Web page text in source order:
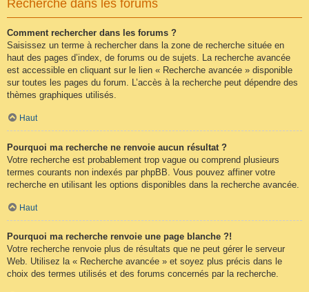
Recherche dans les forums
Comment rechercher dans les forums ?
Saisissez un terme à rechercher dans la zone de recherche située en
haut des pages d’index, de forums ou de sujets. La recherche avancée
est accessible en cliquant sur le lien « Recherche avancée » disponible
sur toutes les pages du forum. L’accès à la recherche peut dépendre des
thèmes graphiques utilisés.
Haut
Pourquoi ma recherche ne renvoie aucun résultat ?
Votre recherche est probablement trop vague ou comprend plusieurs
termes courants non indexés par phpBB. Vous pouvez affiner votre
recherche en utilisant les options disponibles dans la recherche avancée.
Haut
Pourquoi ma recherche renvoie une page blanche ?!
Votre recherche renvoie plus de résultats que ne peut gérer le serveur
Web. Utilisez la « Recherche avancée » et soyez plus précis dans le
choix des termes utilisés et des forums concernés par la recherche.